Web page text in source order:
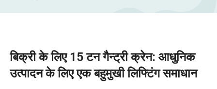
बिक्री के लिए 15 टन गैन्ट्री क्रेन: आधुनिक
उत्पादन के लिए एक बहुमुखी लिफ्टिंग समाधान
Kiswahili
Dansk
Norsk